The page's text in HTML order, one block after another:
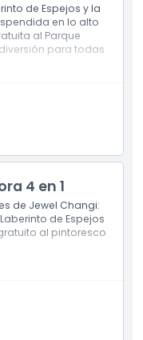
de Espejos y la
en lo alto
al Parque
para todas
4 en 1
de Jewel Changi:
de Espejos
al pintoresco
de Setos,